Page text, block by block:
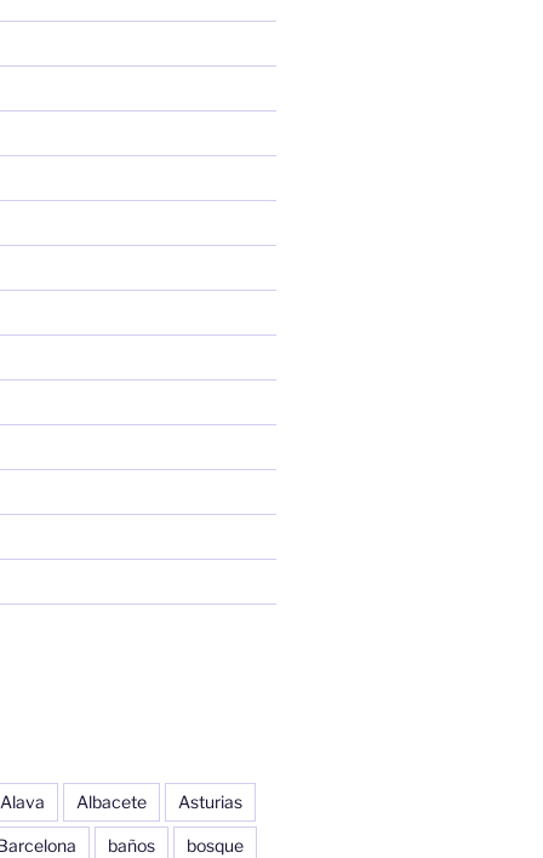
Alava Albacete Asturias
baños bosque